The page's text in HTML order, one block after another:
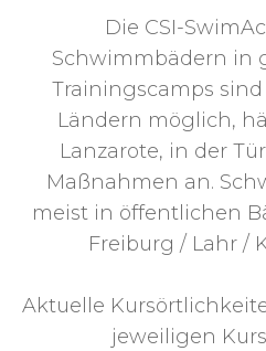
Die CSI-
Schwimmbädern in
Trainingscamps
Ländern möglich,
Lanzarote, in der
Maßnahmen an.
meist in öffentlichen
Freiburg / Lahr /
Aktuelle
jeweiligen